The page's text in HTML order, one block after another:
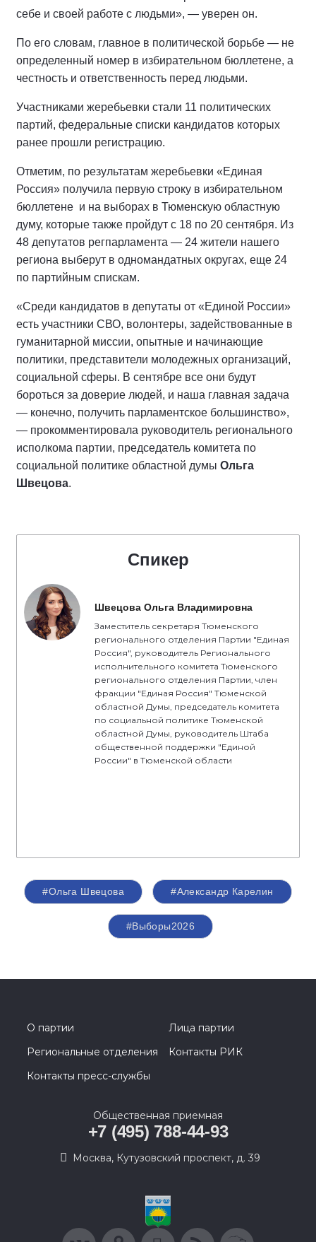
себе и своей работе с людьми», — уверен он.
По его словам, главное в политической борьбе — не
определенный номер в избирательном бюллетене, а
честность и ответственность перед людьми.
Участниками жеребьевки стали 11 политических
партий, федеральные списки кандидатов которых
ранее прошли регистрацию.
Отметим, по результатам жеребьевки «Единая
Россия» получила первую строку в избирательном
бюллетене и на выборах в Тюменскую областную
думу, которые также пройдут с 18 по 20 сентября. Из
48 депутатов регпарламента — 24 жители нашего
региона выберут в одномандатных округах, еще 24
по партийным спискам.
«Среди кандидатов в депутаты от «Единой России»
есть участники СВО, волонтеры, задействованные в
гуманитарной миссии, опытные и начинающие
политики, представители молодежных организаций,
социальной сферы. В сентябре все они будут
бороться за доверие людей, и наша главная задача
— конечно, получить парламентское большинство»,
— прокомментировала руководитель регионального
исполкома партии, председатель комитета по
социальной политике областной думы Ольга
Швецова.
Спикер
Швецова Ольга Владимировна
Заместитель секретаря Тюменского
регионального отделения Партии "Единая
Россия", руководитель Регионального
исполнительного комитета Тюменского
регионального отделения Партии, член
фракции "Единая Россия" Тюменской
областной Думы, председатель комитета
по социальной политике Тюменской
областной Думы, руководитель Штаба
общественной поддержки "Единой
России" в Тюменской области
#Ольга Швецова #Александр Карелин
#Выборы2026
О партии
Лица партии
Региональные отделения
Контакты РИК
Контакты пресс-службы
Общественная приемная
+7 (495) 788-44-93
Москва, Кутузовский проспект, д. 39